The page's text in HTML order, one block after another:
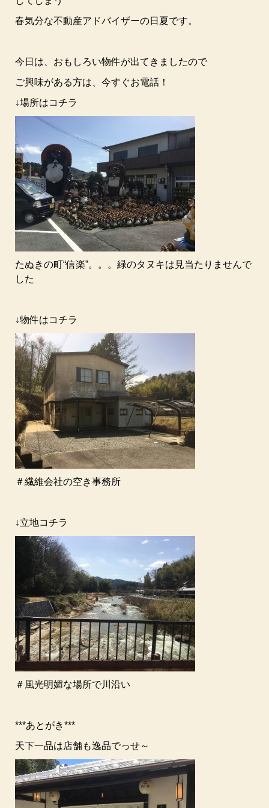
春気分な不動産アドバイザーの日夏です。
今日は、おもしろい物件が出てきましたので
ご興味がある方は、今すぐお電話！
↓場所はコチラ
たぬきの町“信楽”。。。緑のタヌキは見当たりませんで
した
↓物件はコチラ
＃繊維会社の空き事務所
↓立地コチラ
＃風光明媚な場所で川沿い
***あとがき***
天下一品は店舗も逸品でっせ～